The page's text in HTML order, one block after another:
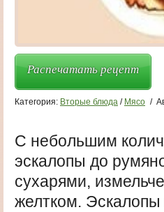
Распечатать рецепт
Категория: Вторые блюда / Мясо /
С небольшим
эскалопы до
сухарями,
желтком.